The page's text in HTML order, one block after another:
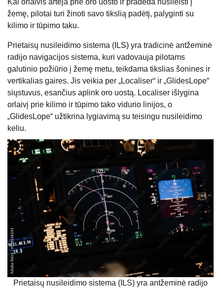
Kai orlaivis artėja prie oro uosto ir pradeda nusileisti į
žemę, pilotai turi žinoti savo tikslią padėtį, palyginti su
kilimo ir tūpimo taku.
Prietaisų nusileidimo sistema (ILS) yra tradicinė antžeminė
radijo navigacijos sistema, kuri vadovauja pilotams
galutinio požiūrio į žemę metu, teikdama tikslias šonines ir
vertikalias gaires. Jis veikia per „Localiser“ ir „GlidesLope“
siųstuvus, esančius aplink oro uostą. Localiser išlygina
orlaivį prie kilimo ir tūpimo tako vidurio linijos, o
„GlidesLope“ užtikrina lygiavimą su teisingu nusileidimo
keliu.
Prietaisų nusileidimo sistema (ILS) yra antžeminė radijo